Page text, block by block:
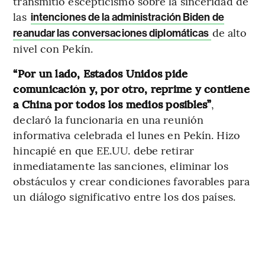
las intenciones de la administración Biden de
reanudar las conversaciones diplomáticas de alto
nivel con Pekín.
“Por un lado, Estados Unidos pide
comunicación y, por otro, reprime y contiene
a China por todos los medios posibles”,
declaró la funcionaria en una reunión
informativa celebrada el lunes en Pekín. Hizo
hincapié en que EE.UU. debe retirar
inmediatamente las sanciones, eliminar los
obstáculos y crear condiciones favorables para
un diálogo significativo entre los dos países.